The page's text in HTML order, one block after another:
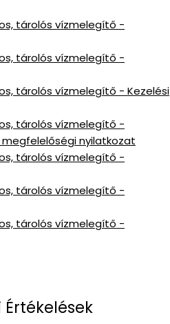
tárolós vízmelegítő -
tárolós vízmelegítő -
tárolós vízmelegítő - Kezelési
tárolós vízmelegítő -
nyilatkozat
tárolós vízmelegítő -
tárolós vízmelegítő -
tárolós vízmelegítő -